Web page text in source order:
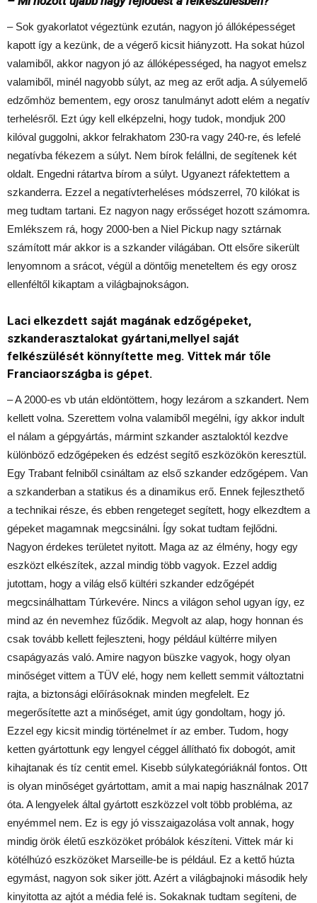
– Sok gyakorlatot végeztünk ezután, nagyon jó állóképességet
kapott így a kezünk, de a végerő kicsit hiányzott. Ha sokat húzol
valamiből, akkor nagyon jó az állóképességed, ha nagyot emelsz
valamiből, minél nagyobb súlyt, az meg az erőt adja. A súlyemelő
edzőmhöz bementem, egy orosz tanulmányt adott elém a negatív
terhelésről. Ezt úgy kell elképzelni, hogy tudok, mondjuk 200
kilóval guggolni, akkor felrakhatom 230-ra vagy 240-re, és lefelé
negatívba fékezem a súlyt. Nem bírok felállni, de segítenek két
oldalt. Engedni rátartva bírom a súlyt. Ugyanezt ráfektettem a
szkanderra. Ezzel a negatívterheléses módszerrel, 70 kilókat is
meg tudtam tartani. Ez nagyon nagy erősséget hozott számomra.
Emlékszem rá, hogy 2000-ben a Niel Pickup nagy sztárnak
számított már akkor is a szkander világában. Ott elsőre sikerült
lenyomnom a srácot, végül a döntőig meneteltem és egy orosz
ellenféltől kikaptam a világbajnokságon.
Laci elkezdett saját magának edzőgépeket,
szkanderasztalokat gyártani,mellyel saját
felkészülését könnyítette meg. Vittek már tőle
Franciaországba is gépet.
– A 2000-es vb után eldöntöttem, hogy lezárom a szkandert. Nem
kellett volna. Szerettem volna valamiből megélni, így akkor indult
el nálam a gépgyártás, mármint szkander asztaloktól kezdve
különböző edzőgépeken és edzést segítő eszközökön keresztül.
Egy Trabant felniből csináltam az első szkander edzőgépem. Van
a szkanderban a statikus és a dinamikus erő. Ennek fejleszthető
a technikai része, és ebben rengeteget segített, hogy elkezdtem a
gépeket magamnak megcsinálni. Így sokat tudtam fejlődni.
Nagyon érdekes területet nyitott. Maga az az élmény, hogy egy
eszközt elkészítek, azzal mindig több vagyok. Ezzel addig
jutottam, hogy a világ első kültéri szkander edzőgépét
megcsinálhattam Túrkevére. Nincs a világon sehol ugyan így, ez
mind az én nevemhez fűződik. Megvolt az alap, hogy honnan és
csak tovább kellett fejleszteni, hogy például kültérre milyen
csapágyazás való. Amire nagyon büszke vagyok, hogy olyan
minőséget vittem a TÜV elé, hogy nem kellett semmit változtatni
rajta, a biztonsági előírásoknak minden megfelelt. Ez
megerősítette azt a minőséget, amit úgy gondoltam, hogy jó.
Ezzel egy kicsit mindig történelmet ír az ember. Tudom, hogy
ketten gyártottunk egy lengyel céggel állítható fix dobogót, amit
kihajtanak és tíz centit emel. Kisebb súlykategóriáknál fontos. Ott
is olyan minőséget gyártottam, amit a mai napig használnak 2017
óta. A lengyelek által gyártott eszközzel volt több probléma, az
enyémmel nem. Ez is egy jó visszaigazolása volt annak, hogy
mindig örök életű eszközöket próbálok készíteni. Vittek már ki
kötélhúzó eszközöket Marseille-be is például. Ez a kettő húzta
egymást, nagyon sok siker jött. Azért a világbajnoki második hely
kinyitotta az ajtót a média felé is. Sokaknak tudtam segíteni, de